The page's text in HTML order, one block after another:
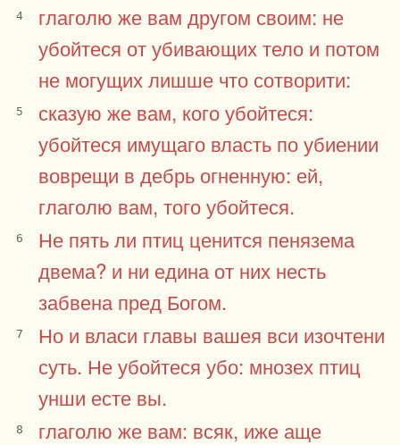
4
глаголю же вам другом своим: не
убойтеся от убивающих тело и потом
не могущих лишше что сотворити:
5
сказую же вам, кого убойтеся:
убойтеся имущаго власть по убиении
воврещи в дебрь огненную: ей,
глаголю вам, того убойтеся.
6
Не пять ли птиц ценится пенязема
двема? и ни едина от них несть
забвена пред Богом.
7
Но и власи главы вашея вси изочтени
суть. Не убойтеся убо: мнозех птиц
унши есте вы.
8
глаголю же вам: всяк, иже аще